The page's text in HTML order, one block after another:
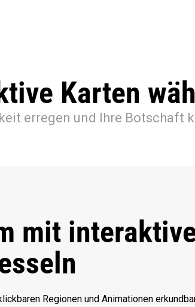
Karten
erregen und Ihre Botschaft
mit
Regionen und Animationen